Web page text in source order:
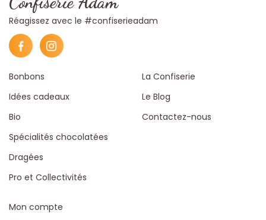
Réagissez avec le #confiserieadam
Bonbons
Idées cadeaux
Bio
Spécialités chocolatées
Dragées
Pro et Collectivités
La Confiserie
Le Blog
Contactez-nous
Mon compte